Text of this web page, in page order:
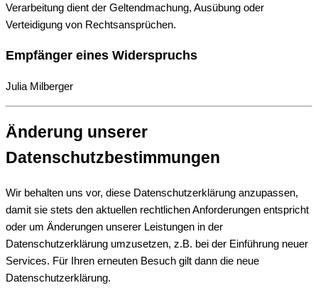
Verarbeitung dient der Geltendmachung, Ausübung oder
Verteidigung von Rechtsansprüchen.
Empfänger eines Widerspruchs
Julia Milberger
Änderung unserer
Datenschutzbestimmungen
Wir behalten uns vor, diese Datenschutzerklärung anzupassen,
damit sie stets den aktuellen rechtlichen Anforderungen entspricht
oder um Änderungen unserer Leistungen in der
Datenschutzerklärung umzusetzen, z.B. bei der Einführung neuer
Services. Für Ihren erneuten Besuch gilt dann die neue
Datenschutzerklärung.